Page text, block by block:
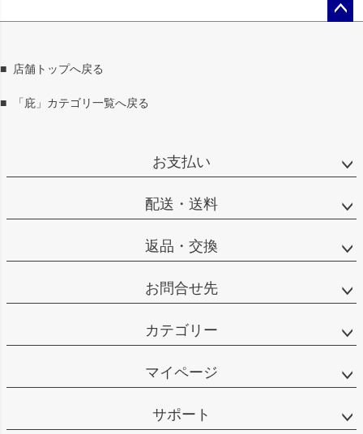
■ 店舗トップへ戻る
■ 「庇」カテゴリ一覧へ戻る
お支払い
配送・送料
返品・交換
お問合せ先
カテゴリー
マイページ
サポート